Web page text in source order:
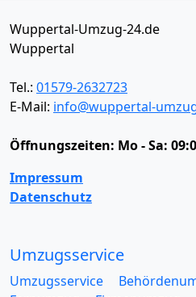
Wuppertal-Umzug-24.de
Wuppertal
Tel.: 01579-2632723
E-Mail: info@wuppertal-
Öffnungszeiten: Mo - Sa:
Impressum
Datenschutz
Umzugsservice
Umzugsservice